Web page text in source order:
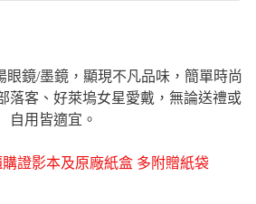
眼鏡/墨鏡，顯現不凡品味，簡單時尚
落客、好萊塢女星愛戴，無論送禮或
自用皆適宜。
證影本及原廠紙盒 多附贈紙袋